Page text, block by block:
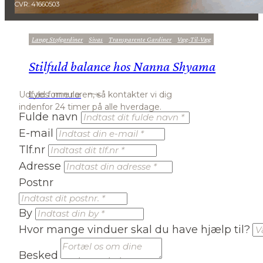
Lange Stofgardiner Sivas Transparente Gardiner Væg-Til-Væg
Stilfuld balance hos Nanna Shyama
Læs mere
CVR: 41660503
Udfyld formularen, så kontakter vi dig
indenfor 24 timer på alle hverdage.
Fulde navn
E-mail
Tlf.nr
Adresse
Postnr
By
Hvor mange vinduer skal du have hjælp til?
Besked